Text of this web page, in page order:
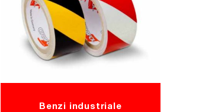
Benzi industriale